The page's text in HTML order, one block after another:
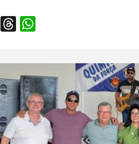
Facebook
Threads